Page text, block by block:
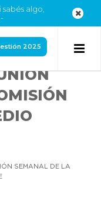
sabés algo,
2025
SEMANAL DE LA